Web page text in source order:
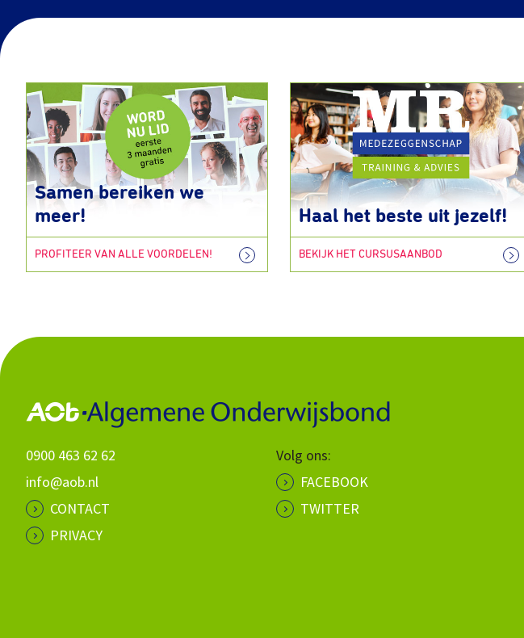
Samen bereiken we
meer!
PROFITEER VAN ALLE VOORDELEN!
Haal het beste uit jezelf!
BEKIJK HET CURSUSAANBOD
0900 463 62 62
info@aob.nl
CONTACT
PRIVACY
Volg ons:
FACEBOOK
TWITTER